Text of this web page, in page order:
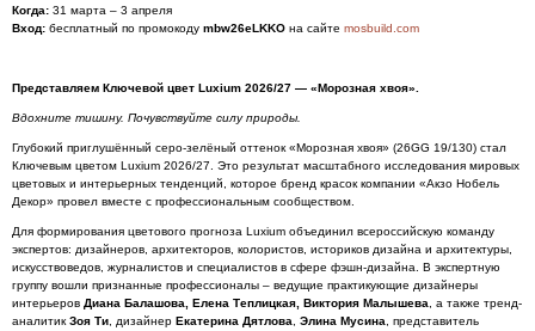
Когда: 31 марта – 3 апреля
Вход: бесплатный по промокоду mbw26eLKKO на сайте mosbuild.com
Представляем Ключевой цвет Luxium 2026/27 — «Морозная хвоя».
Вдохните тишину. Почувствуйте силу природы.
Глубокий приглушённый серо-зелёный оттенок «Морозная хвоя» (26GG 19/130) стал
Ключевым цветом Luxium 2026/27. Это результат масштабного исследования мировых
цветовых и интерьерных тенденций, которое бренд красок компании «Акзо Нобель
Декор» провел вместе с профессиональным сообществом.
Для формирования цветового прогноза Luxium объединил всероссийскую команду
экспертов: дизайнеров, архитекторов, колористов, историков дизайна и архитектуры,
искусствоведов, журналистов и специалистов в сфере фэшн-дизайна. В экспертную
группу вошли признанные профессионалы – ведущие практикующие дизайнеры
интерьеров Диана Балашова, Елена Теплицкая, Виктория Малышева , а также тренд-
аналитик Зоя Ти , дизайнер Екатерина Дятлова Элина Мусина , представитель